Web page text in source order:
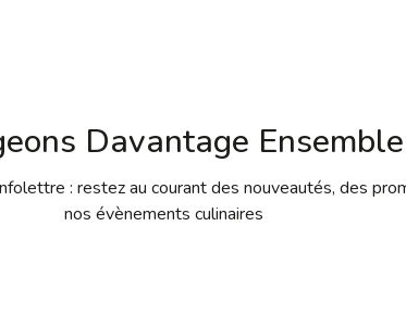
essentiels dans une cuisine.
Davantage
: restez au courant des nouveautés, des
nos évènements culinaires